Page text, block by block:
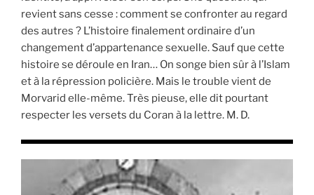
revient sans cesse : comment se confronter au regard
des autres ? L’histoire finalement ordinaire d’un
changement d’appartenance sexuelle. Sauf que cette
histoire se déroule en Iran… On songe bien sûr à l’Islam
et à la répression policière. Mais le trouble vient de
Morvarid elle-même. Très pieuse, elle dit pourtant
respecter les versets du Coran à la lettre. M. D.